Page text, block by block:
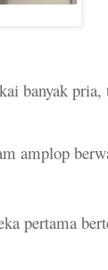
banyak pria,
amplop
pertama